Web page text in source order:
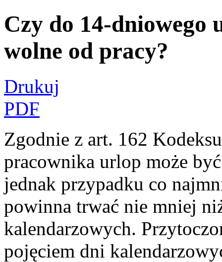
Czy do 14-dniowego
wolne od pracy?
Drukuj
PDF
Zgodnie z art. 162
pracownika urlop może
jednak przypadku co
powinna trwać nie mniej
kalendarzowych.
pojęciem dni